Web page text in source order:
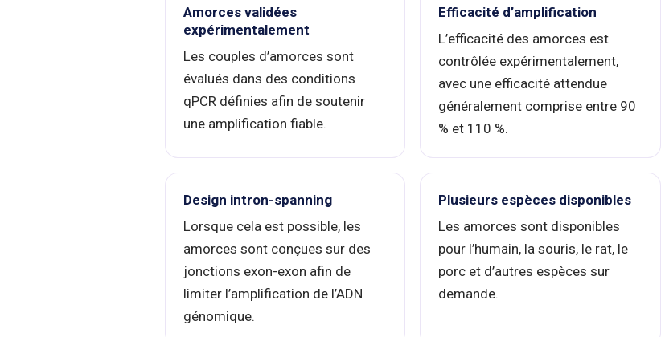
Amorces validées
expérimentalement
Les couples d’amorces sont
évalués dans des conditions
qPCR définies afin de soutenir
une amplification fiable.
Efficacité d’amplification
L’efficacité des amorces est
contrôlée expérimentalement,
avec une efficacité attendue
généralement comprise entre 90
% et 110 %.
Design intron-spanning
Lorsque cela est possible, les
amorces sont conçues sur des
jonctions exon-exon afin de
limiter l’amplification de l’ADN
génomique.
Plusieurs espèces disponibles
Les amorces sont disponibles
pour l’humain, la souris, le rat, le
porc et d’autres espèces sur
demande.